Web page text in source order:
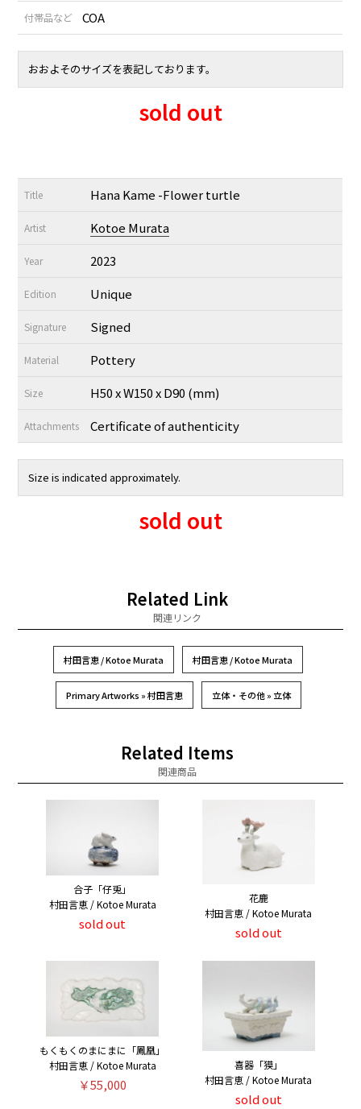
付帯品など COA
おおよそのサイズを表記しております。
sold out
Title Hana Kame -Flower turtle
Artist Kotoe Murata
Year 2023
Edition Unique
Signature Signed
Material Pottery
Size H50 x W150 x D90 (mm)
Attachments Certificate of authenticity
Size is indicated approximately.
sold out
Related Link
関連リンク
村田言恵 / Kotoe Murata 村田言恵 / Kotoe Murata
Primary Artworks » 村田言恵 立体・その他 » 立体
Related Items
関連商品
合子「仔兎」
村田言恵 / Kotoe Murata
sold out
花鹿
村田言恵 / Kotoe Murata
sold out
もくもくのまにまに「鳳凰」
村田言恵 / Kotoe Murata
￥55,000
喜器「獏」
村田言恵 / Kotoe Murata
sold out